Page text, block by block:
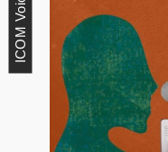
ICOM Voices